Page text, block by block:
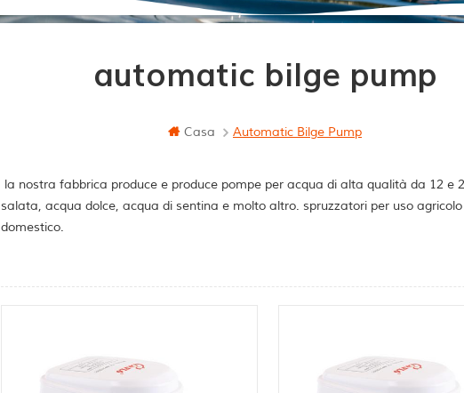
automatic bilge pump
Casa Automatic Bilge Pump
la nostra fabbrica produce e produce pompe per acqua di alta qualità da 12
salata, acqua dolce, acqua di sentina e molto altro. spruzzatori per uso
domestico.